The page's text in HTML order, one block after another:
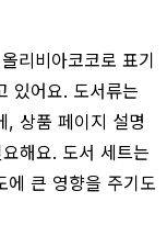
리비아코코로 표기
있어요. 도서류는
, 상품 페이지 설명
해요. 도서 세트는
에 큰 영향을 주기도